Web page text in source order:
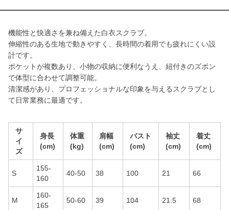
機能性と快適さを兼ね備えた白衣スクラブ。
伸縮性のある生地で動きやすく、長時間の着用でも疲れにくい設
計です。
ポケットが複数あり、小物の収納に便利なうえ、紐付きのズボン
で体型に合わせて調整可能。
清潔感があり、プロフェッショナルな印象を与えるスクラブとし
て日常業務に最適です。
サ
イ
ズ
身長
(cm)
体重
(kg)
肩幅
(cm)
バスト
(cm)
袖丈
(cm)
着丈
(cm)
S
155-
160
40-50 38 100 21 66
M
160-
165
50-60 39 104 21.5 68